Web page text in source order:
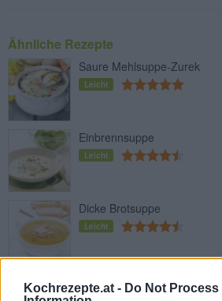
Kochrezepte.at - Do Not Process
Ähnliche Rezepte
Saure Mehlsuppe-Zurek
Leicht
Einbrennsuppe
Leicht
Dicke Brotsuppe
Leicht
Marokkanische
Bissara